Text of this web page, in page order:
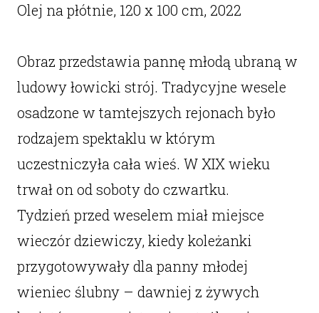
Olej na płótnie, 120 x 100 cm, 2022
Obraz przedstawia pannę młodą ubraną w
ludowy łowicki strój. Tradycyjne wesele
osadzone w tamtejszych rejonach było
rodzajem spektaklu w którym
uczestniczyła cała wieś. W XIX wieku
trwał on od soboty do czwartku.
Tydzień przed weselem miał miejsce
wieczór dziewiczy, kiedy koleżanki
przygotowywały dla panny młodej
wieniec ślubny – dawniej z żywych